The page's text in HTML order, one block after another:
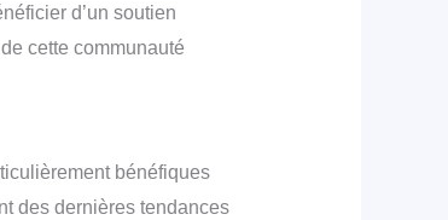
d’un soutien
cette communauté
bénéfiques
des dernières tendances